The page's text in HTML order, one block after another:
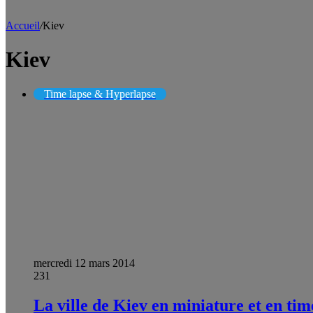
Accueil/Kiev
Kiev
Time lapse & Hyperlapse
mercredi 12 mars 2014
231
La ville de Kiev en miniature et en